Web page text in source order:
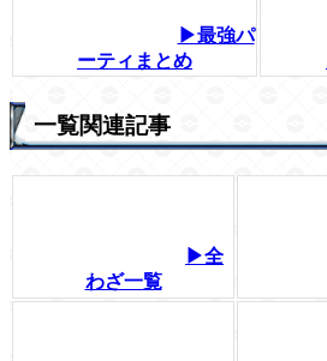
▶最強パ
ーティまとめ
一覧関連記事
▶全
わざ一覧